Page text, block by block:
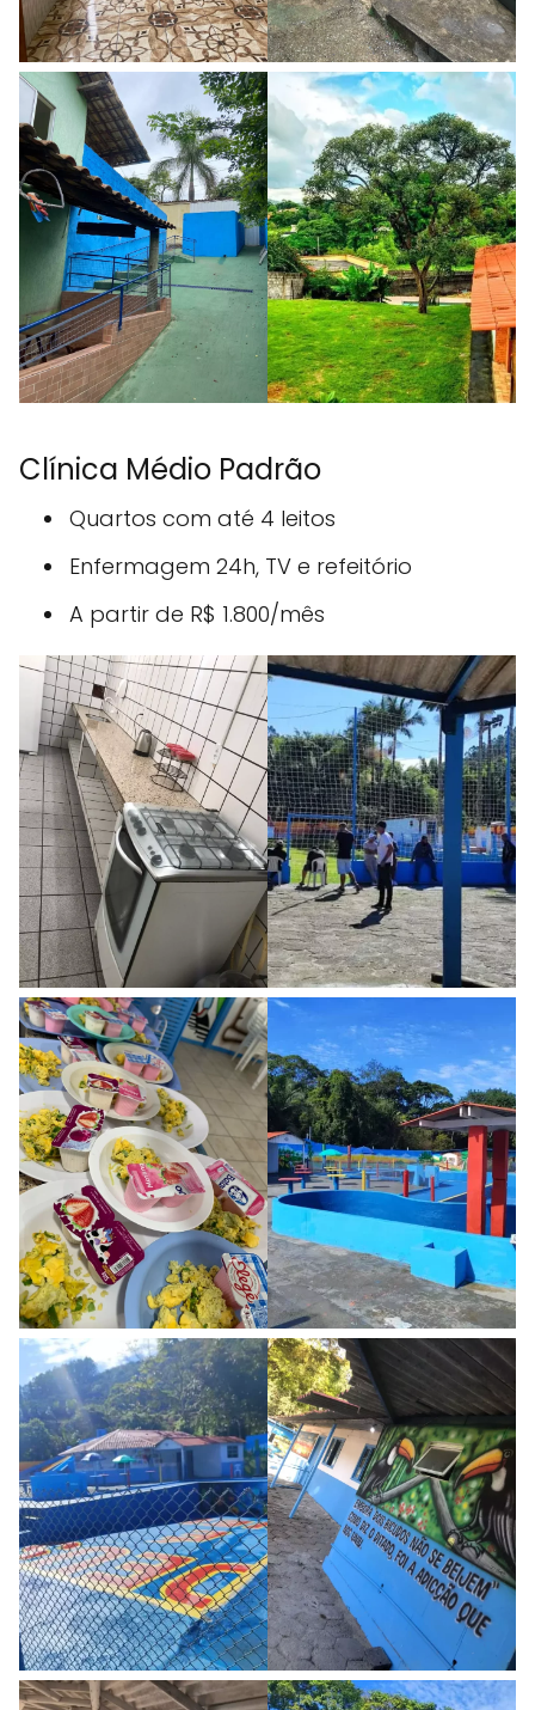
Clínica Médio Padrão
Quartos com até 4 leitos
Enfermagem 24h, TV e refeitório
A partir de R$ 1.800/mês